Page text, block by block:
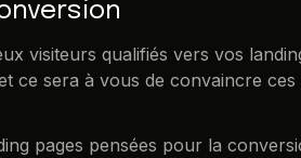
visiteurs qualifiés vers vos
ce sera à vous de convaincre ces
pages pensées pour la